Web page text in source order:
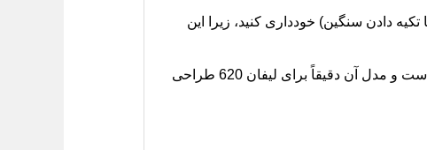
دادن سنگین) خودداری کنید، زیرا این
اطمینان حاصل کنید که رنگ طوسی ایربگ با تریم داخلی خودروی شما هماهنگ است و مدل آن دقیقاً برای لیفان 620 طراحی